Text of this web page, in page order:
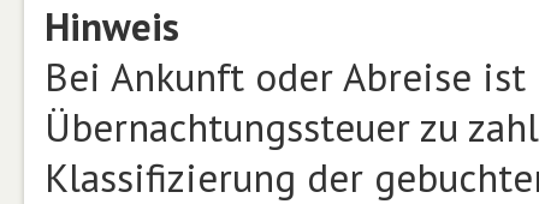
Hinweis
Bei Ankunft oder Abreise
Übernachtungssteuer zu
Klassifizierung der